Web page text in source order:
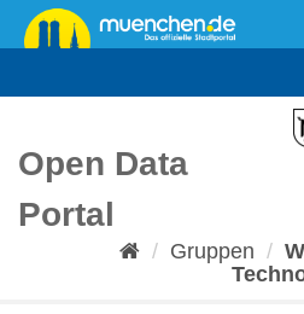
Überspringen
zum
Open Data
Portal
Gruppen